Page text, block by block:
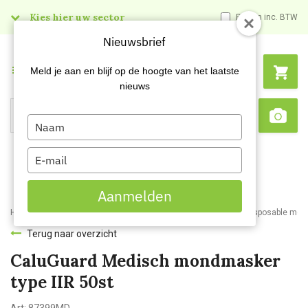
Kies hier uw sector Prijzen inc. BTW
Search
Menu
Home Webshop Veiligheidsartikelen Disposable kleding Disposable
Terug naar overzicht
CaluGuard Medisch mondmasker
type IIR 50st
Nieuwsbrief
Meld je aan en blijf op de hoogte van het laatste
nieuws
Type
your
name
Type
your
email
Aanmelden